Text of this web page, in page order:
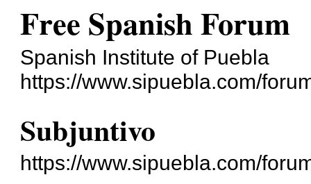
Free Spanish Forum
Spanish Institute of Puebla
https://www.sipuebla.com/
Subjuntivo
https://www.sipuebla.com/